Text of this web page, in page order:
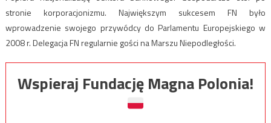
stronie korporacjonizmu. Największym sukcesem FN było
wprowadzenie swojego przywódcy do Parlamentu Europejskiego w
2008 r. Delegacja FN regularnie gości na Marszu Niepodległości.
Wspieraj Fundację Magna Polonia!